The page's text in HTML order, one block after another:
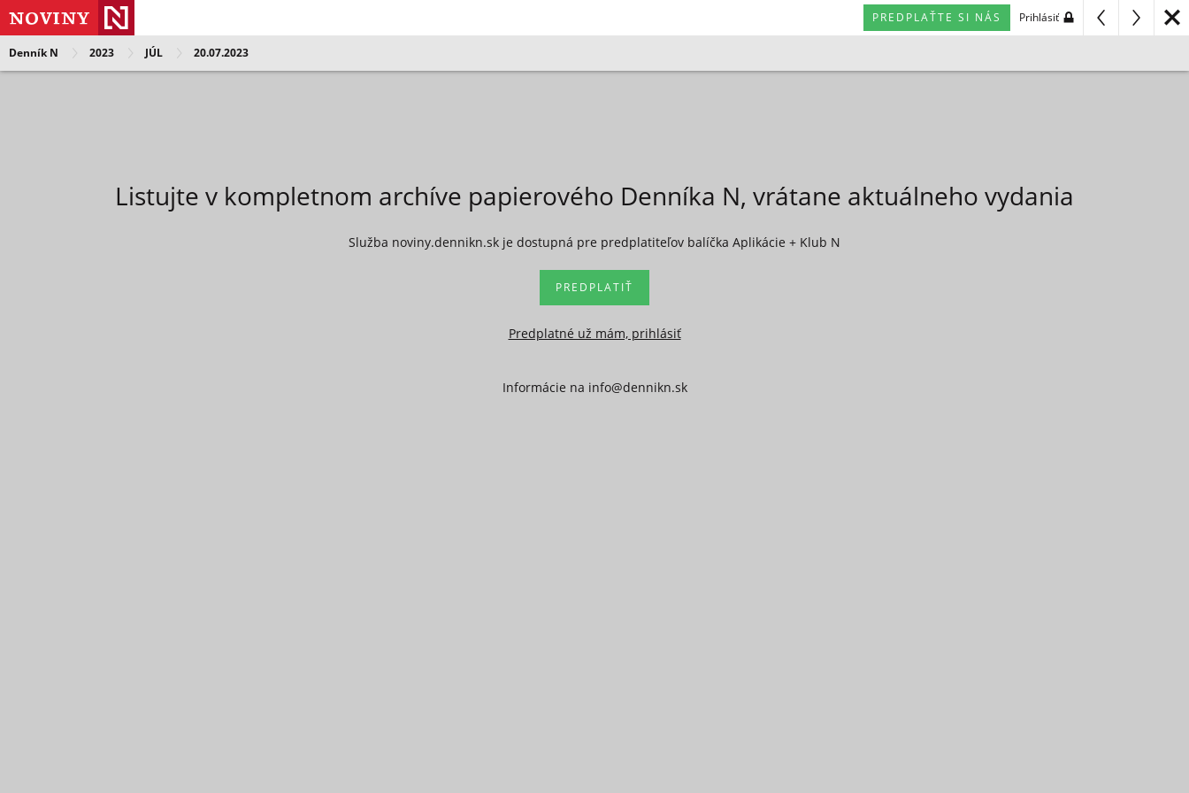
PREDPLAŤTE SI NÁS Prihlásiť
Denník N 2023 JÚL 20.07.2023
Listujte v kompletnom archíve papierového Denníka N, vrátane aktuálneho vydania
Služba noviny.dennikn.sk je dostupná pre predplatiteľov balíčka Aplikácie + Klub N
PREDPLATIŤ
Predplatné už mám, prihlásiť
Informácie na info@dennikn.sk